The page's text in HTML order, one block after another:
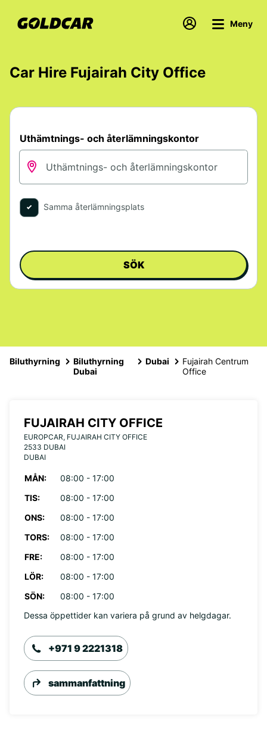
Meny
Car Hire Fujairah City Office
Uthämtnings- och återlämningskontor
Samma återlämningsplats
SÖK
Biluthyrning
Biluthyrning
Dubai
Dubai
Fujairah Centrum
Office
FUJAIRAH CITY OFFICE
EUROPCAR, FUJAIRAH CITY OFFICE
2533 DUBAI
DUBAI
MÅN:
08:00 - 17:00
TIS:
08:00 - 17:00
ONS:
08:00 - 17:00
TORS:
08:00 - 17:00
FRE:
08:00 - 17:00
LÖR:
08:00 - 17:00
SÖN:
08:00 - 17:00
Dessa öppettider kan variera på grund av helgdagar.
+971 9 2221318
sammanfattning